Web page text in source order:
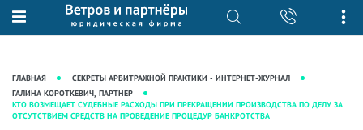
О нас
Рекомендации
Награды и рейтинги
Юридические услуги
Интеллектуальная собственность
Корпоративная практика
База знаний
Журнал "Секреты арбитражной
практики"
Статьи
ГЛАВНАЯ
СЕКРЕТЫ АРБИТРАЖНОЙ ПРАКТИКИ - ИНТЕРНЕТ-ЖУРНАЛ
ГАЛИНА КОРОТКЕВИЧ, ПАРТНЕР
КТО ВОЗМЕЩАЕТ СУДЕБНЫЕ РАСХОДЫ ПРИ ПРЕКРАЩЕНИИ ПРОИЗВОДСТВА ПО ДЕЛУ ЗА
ОТСУТСТВИЕМ СРЕДСТВ НА ПРОВЕДЕНИЕ ПРОЦЕДУР БАНКРОТСТВА